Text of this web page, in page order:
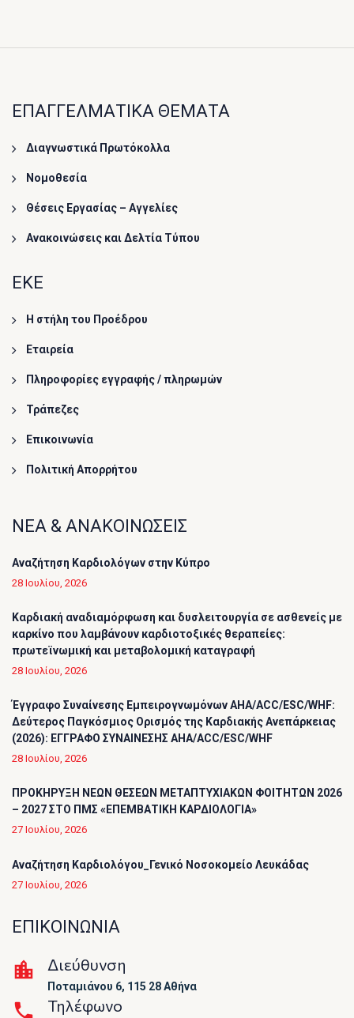
ΕΠΑΓΓΕΛΜΑΤΙΚΑ ΘΕΜΑΤΑ
Διαγνωστικά Πρωτόκολλα
Νομοθεσία
Θέσεις Εργασίας – Αγγελίες
Ανακοινώσεις και Δελτία Τύπου
ΕΚΕ
Η στήλη του Προέδρου
Εταιρεία
Πληροφορίες εγγραφής / πληρωμών
Τράπεζες
Επικοινωνία
Πολιτική Απορρήτου
ΝΕΑ & ΑΝΑΚΟΙΝΩΣΕΙΣ
Αναζήτηση Καρδιολόγων στην Κύπρο
28 Ιουλίου, 2026
Καρδιακή αναδιαμόρφωση και δυσλειτουργία σε ασθενείς με
καρκίνο που λαμβάνουν καρδιοτοξικές θεραπείες:
πρωτεϊνωμική και μεταβολομική καταγραφή
28 Ιουλίου, 2026
Έγγραφο Συναίνεσης Εμπειρογνωμόνων AHA/ACC/ESC/WHF:
Δεύτερος Παγκόσμιος Ορισμός της Καρδιακής Ανεπάρκειας
(2026): ΕΓΓΡΑΦΟ ΣΥΝΑΙΝΕΣΗΣ AHA/ACC/ESC/WHF
28 Ιουλίου, 2026
ΠΡΟΚΗΡΥΞΗ ΝΕΩΝ ΘΕΣΕΩΝ ΜΕΤΑΠΤΥΧΙΑΚΩΝ ΦΟΙΤΗΤΩΝ 2026
– 2027 ΣΤΟ ΠΜΣ «ΕΠΕΜΒΑΤΙΚΗ ΚΑΡΔΙΟΛΟΓΙΑ»
27 Ιουλίου, 2026
Αναζήτηση Καρδιολόγου_Γενικό Νοσοκομείο Λευκάδας
27 Ιουλίου, 2026
ΕΠΙΚΟΙΝΩΝΙΑ
Διεύθυνση
Ποταμιάνου 6, 115 28 Αθήνα
Τηλέφωνο